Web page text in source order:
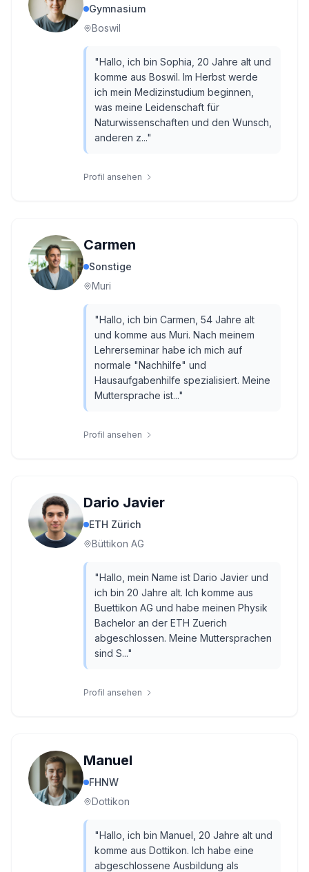
Gymnasium
Boswil
"Hallo, ich bin Sophia, 20 Jahre alt und
komme aus Boswil. Im Herbst werde
ich mein Medizinstudium beginnen,
was meine Leidenschaft für
Naturwissenschaften und den Wunsch,
anderen z..."
Profil ansehen
Carmen
Sonstige
Muri
"Hallo, ich bin Carmen, 54 Jahre alt
und komme aus Muri. Nach meinem
Lehrerseminar habe ich mich auf
normale "Nachhilfe" und
Hausaufgabenhilfe spezialisiert. Meine
Muttersprache ist..."
Profil ansehen
Dario Javier
ETH Zürich
Büttikon AG
"Hallo, mein Name ist Dario Javier und
ich bin 20 Jahre alt. Ich komme aus
Buettikon AG und habe meinen Physik
Bachelor an der ETH Zuerich
abgeschlossen. Meine Muttersprachen
sind S..."
Profil ansehen
Manuel
FHNW
Dottikon
"Hallo, ich bin Manuel, 20 Jahre alt und
komme aus Dottikon. Ich habe eine
abgeschlossene Ausbildung als